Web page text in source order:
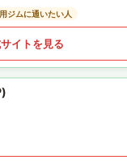
ジムに通いたい人
イトを見る